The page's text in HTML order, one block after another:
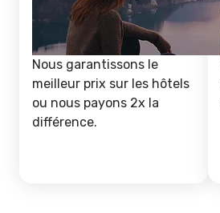
Nous garantissons le
meilleur prix sur les hôtels
ou nous payons 2x la
différence.